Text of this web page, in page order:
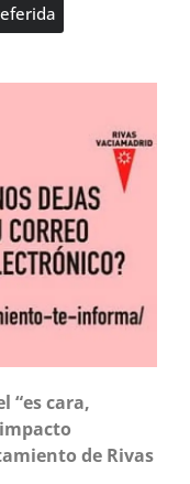
“es cara,
de Rivas